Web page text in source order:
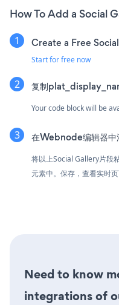
How To Add a Social
Create a Free
Start for free now
复制
Your code block will be
在Webnode编辑器中
将以上Social Gallery片段
元素中。保存，查看实时
Need to know
integrations of